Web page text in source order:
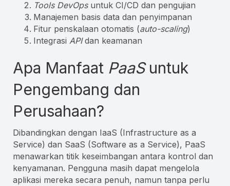
Tools DevOpsuntuk CI/CD dan pengujian
Manajemen basis data dan penyimpanan
Fitur penskalaan otomatis (auto-scaling)
Integrasi APIdan keamanan
Apa Manfaat PaaSuntuk
Pengembang dan
Perusahaan?
Dibandingkan dengan IaaS (Infrastructure as a
Service) dan SaaS (Software as a Service), PaaS
menawarkan titik keseimbangan antara kontrol dan
kenyamanan. Pengguna masih dapat mengelola
aplikasi mereka secara penuh, namun tanpa perlu